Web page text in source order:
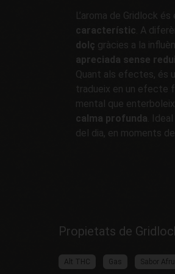
L’aroma de Gridlock
característic. A
dolç gràcies a la
apreciada sense
Quant als efectes, és
tradueix en un efecte
mental que
calma profunda.
del dia, en moments
Propietats de
Alt THC Gas Sabor